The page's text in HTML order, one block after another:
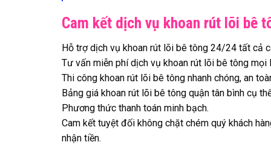
Cam kết dịch vụ khoan rút lõi bê
Hỗ trợ dịch vụ khoan rút lõi bê tông 24/24 tất cả
Tư vấn miễn phí dịch vụ khoan rút lõi bê tông mọi
Thi công khoan rút lõi bê tông nhanh chóng, an
Bảng giá khoan rút lõi bê tông quận tân bình cụ
Phương thức thanh toán minh bạch.
Cam kết tuyệt đối không chặt chém quý khách
nhận tiền.